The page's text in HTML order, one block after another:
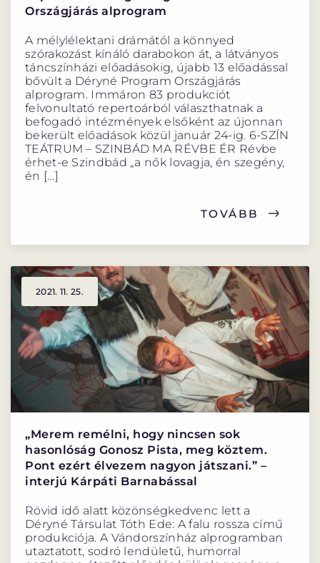
Országjárás alprogram
A mélylélektani drámától a könnyed
szórakozást kínáló darabokon át, a látványos
táncszínházi előadásokig, újabb 13 előadással
bővült a Déryné Program Országjárás
alprogram. Immáron 83 produkciót
felvonultató repertoárból választhatnak a
befogadó intézmények elsőként az újonnan
bekerült előadások közül január 24-ig. 6-SZÍN
TEÁTRUM – SZINBÁD MA RÉVBE ÉR Révbe
érhet-e Szindbád „a nők lovagja, én szegény,
én […]
TOVÁBB
2021. 11. 25.
„Merem remélni, hogy nincsen sok
hasonlóság Gonosz Pista, meg köztem.
Pont ezért élvezem nagyon játszani.” –
interjú Kárpáti Barnabással
Rövid idő alatt közönségkedvenc lett a
Déryné Társulat Tóth Ede: A falu rossza című
produkciója. A Vándorszínház alprogramban
utaztatott, sodró lendületű, humorral